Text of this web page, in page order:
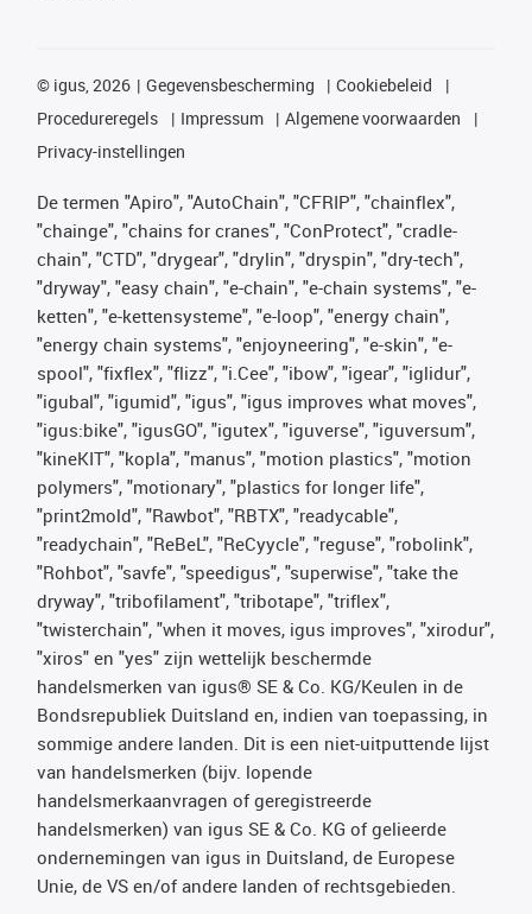
© igus, 2026 Gegevensbescherming
Cookiebeleid
Procedureregels
Impressum
Algemene voorwaarden
Privacy-instellingen
De termen "Apiro", "AutoChain", "CFRIP", "chainflex",
"chainge", "chains for cranes", "ConProtect", "cradle-
chain", "CTD", "drygear", "drylin", "dryspin", "dry-tech",
"dryway", "easy chain", "e-chain", "e-chain systems", "e-
ketten", "e-kettensysteme", "e-loop", "energy chain",
"energy chain systems", "enjoyneering", "e-skin", "e-
spool", "fixflex", "flizz", "i.Cee", "ibow", "igear", "iglidur",
"igubal", "igumid", "igus", "igus improves what moves",
"igus:bike", "igusGO", "igutex", "iguverse", "iguversum",
"kineKIT", "kopla", "manus", "motion plastics", "motion
polymers", "motionary", "plastics for longer life",
"print2mold", "Rawbot", "RBTX", "readycable",
"readychain", "ReBeL", "ReCyycle", "reguse", "robolink",
"Rohbot", "savfe", "speedigus", "superwise", "take the
dryway", "tribofilament", "tribotape", "triflex",
"twisterchain", "when it moves, igus improves", "xirodur",
"xiros" en "yes" zijn wettelijk beschermde
handelsmerken van igus® SE & Co. KG/Keulen in de
Bondsrepubliek Duitsland en, indien van toepassing, in
sommige andere landen. Dit is een niet-uitputtende lijst
van handelsmerken (bijv. lopende
handelsmerkaanvragen of geregistreerde
handelsmerken) van igus SE & Co. KG of gelieerde
ondernemingen van igus in Duitsland, de Europese
Unie, de VS en/of andere landen of rechtsgebieden.